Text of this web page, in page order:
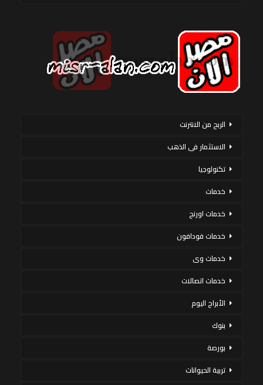
الربح من الانترنت
الاستثمار فى الذهب
تكنولوجيا
خدمات
خدمات اورنج
خدمات فودافون
خدمات وى
خدمات اتصالات
الأبراج اليوم
بنوك
بورصة
تربية الحيوانات